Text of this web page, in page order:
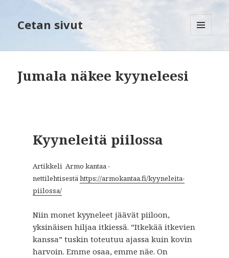
Cetan sivut
JA
Jumala näkee kyyneleesi
Kyyneleitä piilossa
Artikkeli Armo kantaa -
nettilehtisestähttps://armokantaa.fi/kyyneleita-
piilossa/
Niin monet kyyneleet jäävät piiloon,
yksinäisen hiljaa itkiessä. ”Itkekää itkevien
kanssa” tuskin toteutuu ajassa kuin kovin
harvoin. Emme osaa, emme näe. On